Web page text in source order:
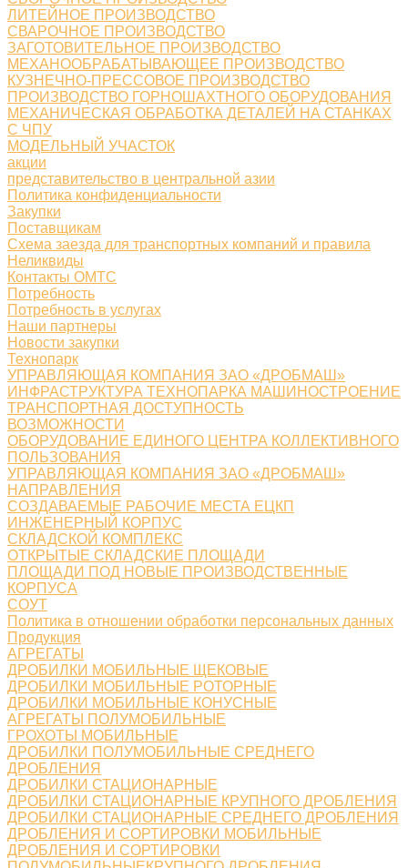
ЛИТЕЙНОЕ ПРОИЗВОДСТВО
СВАРОЧНОЕ ПРОИЗВОДСТВО
ЗАГОТОВИТЕЛЬНОЕ ПРОИЗВОДСТВО
МЕХАНООБРАБАТЫВАЮЩЕЕ ПРОИЗВОДСТВО
КУЗНЕЧНО-ПРЕССОВОЕ ПРОИЗВОДСТВО
ПРОИЗВОДСТВО ГОРНОШАХТНОГО ОБОРУДОВАНИЯ
МЕХАНИЧЕСКАЯ ОБРАБОТКА ДЕТАЛЕЙ НА СТАНКАХ
С ЧПУ
МОДЕЛЬНЫЙ УЧАСТОК
акции
представительство в центральной азии
Политика конфиденциальности
Закупки
Поставщикам
Схема заезда для транспортных компаний и правила
Неликвиды
Контакты ОМТС
Потребность
Потребность в услугах
Наши партнеры
Новости закупки
Технопарк
УПРАВЛЯЮЩАЯ КОМПАНИЯ ЗАО «ДРОБМАШ»
ИНФРАСТРУКТУРА ТЕХНОПАРКА МАШИНОСТРОЕНИЕ
ТРАНСПОРТНАЯ ДОСТУПНОСТЬ
ВОЗМОЖНОСТИ
ОБОРУДОВАНИЕ ЕДИНОГО ЦЕНТРА КОЛЛЕКТИВНОГО
ПОЛЬЗОВАНИЯ
УПРАВЛЯЮЩАЯ КОМПАНИЯ ЗАО «ДРОБМАШ»
НАПРАВЛЕНИЯ
СОЗДАВАЕМЫЕ РАБОЧИЕ МЕСТА ЕЦКП
ИНЖЕНЕРНЫЙ КОРПУС
СКЛАДСКОЙ КОМПЛЕКС
ОТКРЫТЫЕ СКЛАДСКИЕ ПЛОЩАДИ
ПЛОЩАДИ ПОД НОВЫЕ ПРОИЗВОДСТВЕННЫЕ
КОРПУСА
СОУТ
Политика в отношении обработки персональных данных
Продукция
АГРЕГАТЫ
ДРОБИЛКИ МОБИЛЬНЫЕ ЩЕКОВЫЕ
ДРОБИЛКИ МОБИЛЬНЫЕ РОТОРНЫЕ
ДРОБИЛКИ МОБИЛЬНЫЕ КОНУСНЫЕ
АГРЕГАТЫ ПОЛУМОБИЛЬНЫЕ
ГРОХОТЫ МОБИЛЬНЫЕ
ДРОБИЛКИ ПОЛУМОБИЛЬНЫЕ СРЕДНЕГО
ДРОБЛЕНИЯ
ДРОБИЛКИ СТАЦИОНАРНЫЕ
ДРОБИЛКИ СТАЦИОНАРНЫЕ КРУПНОГО ДРОБЛЕНИЯ
ДРОБИЛКИ СТАЦИОНАРНЫЕ СРЕДНЕГО ДРОБЛЕНИЯ
ДРОБЛЕНИЯ И СОРТИРОВКИ МОБИЛЬНЫЕ
ДРОБЛЕНИЯ И СОРТИРОВКИ